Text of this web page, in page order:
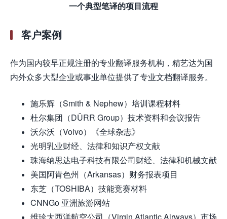
一个典型笔译的项目流程
客户案例
作为国内较早正规注册的专业翻译服务机构，精艺达为国
内外众多大型企业或事业单位提供了专业文档翻译服务。
施乐辉（Smith & Nephew）培训课程材料
杜尔集团（DÜRR Group）技术资料和会议报告
沃尔沃（Volvo）《全球杂志》
光明乳业财经、法律和知识产权文献
珠海纳思达电子科技有限公司财经、法律和机械文献
美国阿肯色州（Arkansas）财务报表项目
东芝（TOSHIBA）技能竞赛材料
CNNGo 亚洲旅游网站
维珍大西洋航空公司（Virgin Atlantic Airways）市场